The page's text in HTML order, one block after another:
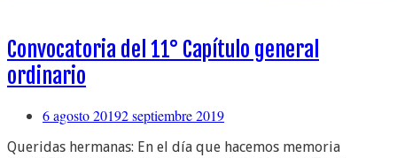
Convocatoria del 11° Capítulo general
ordinario
6 agosto 20192 septiembre 2019
Queridas hermanas: En el día que hacemos memoria